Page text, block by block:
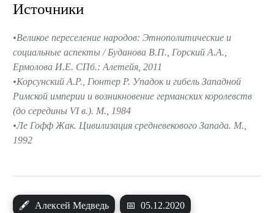
🖋 Алексей Медведь 📅 05.12.2020
Источники
Великое переселение народов: Этнополитические и
социальные аспекты / Буданова В.П., Горский А.А.,
Ермолова И.Е. СПб.: Алетейя, 2011
Корсунский А.Р., Гюнтер Р. Упадок и гибель Западной
Римской империи и возникновение германских королевств
(до середины VI в.). М., 1984
Ле Гофф Жак. Цивилизация средневекового Запада. М.,
1992